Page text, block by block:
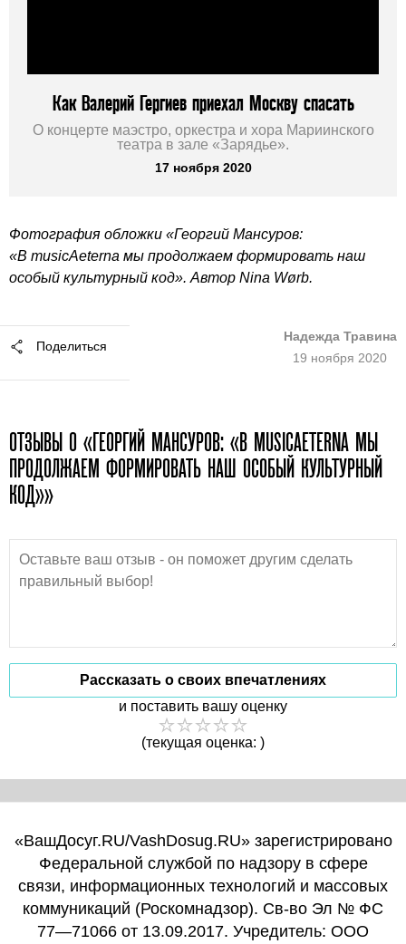
Как Валерий Гергиев приехал Москву спасать
О концерте маэстро, оркестра и хора Мариинского
театра в зале «Зарядье».
17 ноября 2020
Фотография обложки «Георгий Мансуров:
«В musicAeterna мы продолжаем формировать наш
особый культурный код». Автор Nina Wørb.
Поделиться
Надежда Травина
19 ноября 2020
ОТЗЫВЫ О «ГЕОРГИЙ МАНСУРОВ: «В MUSICAETERNA МЫ
ПРОДОЛЖАЕМ ФОРМИРОВАТЬ НАШ ОСОБЫЙ КУЛЬТУРНЫЙ
КОД»»
Рассказать о своих впечатлениях
и поставить вашу оценку
(текущая оценка: )
«ВашДосуг.RU/VashDosug.RU» зарегистрировано
Федеральной службой по надзору в сфере
связи, информационных технологий и массовых
коммуникаций (Роскомнадзор). Св-во Эл № ФС
77—71066 от 13.09.2017. Учредитель: ООО